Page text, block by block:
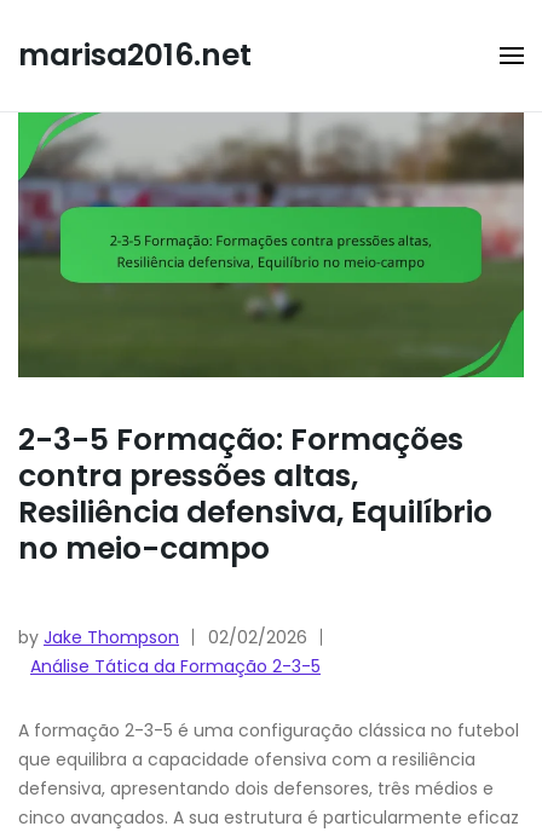
content
marisa2016.net
2-3-5 Formação: Formações
contra pressões altas,
Resiliência defensiva, Equilíbrio
no meio-campo
by Jake Thompson
02/02/2026
Análise Tática da Formação 2-3-5
A formação 2-3-5 é uma configuração clássica no futebol
que equilibra a capacidade ofensiva com a resiliência
defensiva, apresentando dois defensores, três médios e
cinco avançados. A sua estrutura é particularmente eficaz